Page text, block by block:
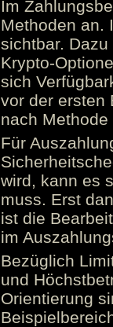
Im
Methoden an.
sichtbar.
Krypto-
sich
vor der ersten
nach
Für
wird, kann es
muss. Erst
ist die
im
Bezüglich
und
Orientierung